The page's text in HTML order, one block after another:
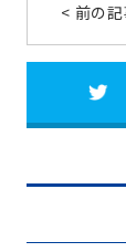
< 前の